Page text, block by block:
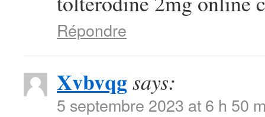
Répondre
Xvbvqgsays:
5 septembre 2023 at 6 h 50